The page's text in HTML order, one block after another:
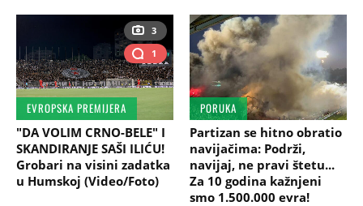
3
1
EVROPSKA PREMIJERA
"DA VOLIM CRNO-BELE" I
SKANDIRANJE SAŠI ILIĆU!
Grobari na visini zadatka
u Humskoj (Video/Foto)
PORUKA
Partizan se hitno obratio
navijačima: Podrži,
navijaj, ne pravi štetu...
Za 10 godina kažnjeni
smo 1.500.000 evra!